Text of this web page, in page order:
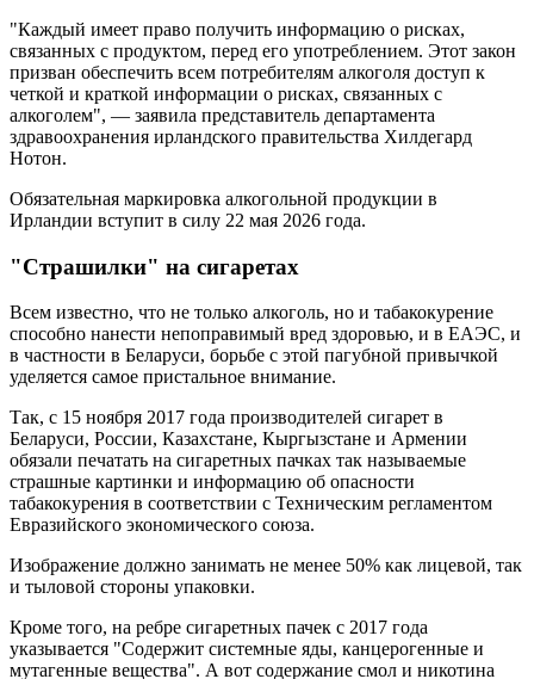
"Каждый имеет право получить информацию о рисках,
связанных с продуктом, перед его употреблением. Этот закон
призван обеспечить всем потребителям алкоголя доступ к
четкой и краткой информации о рисках, связанных с
алкоголем", — заявила представитель департамента
здравоохранения ирландского правительства Хилдегард
Нотон.
Обязательная маркировка алкогольной продукции в
Ирландии вступит в силу 22 мая 2026 года.
"Страшилки" на сигаретах
Всем известно, что не только алкоголь, но и табакокурение
способно нанести непоправимый вред здоровью, и в ЕАЭС, и
в частности в Беларуси, борьбе с этой пагубной привычкой
уделяется самое пристальное внимание.
Так, с 15 ноября 2017 года производителей сигарет в
Беларуси, России, Казахстане, Кыргызстане и Армении
обязали печатать на сигаретных пачках так называемые
страшные картинки и информацию об опасности
табакокурения в соответствии с Техническим регламентом
Евразийского экономического союза.
Изображение должно занимать не менее 50% как лицевой, так
и тыловой стороны упаковки.
Кроме того, на ребре сигаретных пачек с 2017 года
указывается "Содержит системные яды, канцерогенные и
мутагенные вещества". А вот содержание смол и никотина